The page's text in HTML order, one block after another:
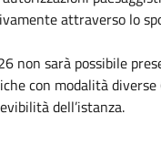
attraverso lo
non sarà possibile
con modalità diverse
dell’istanza.